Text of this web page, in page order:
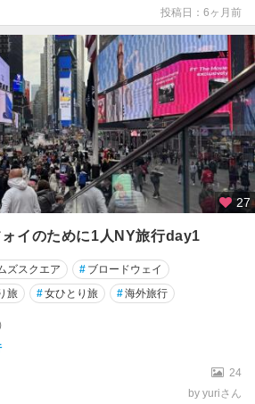
投稿日：6ヶ月前
27
ォイのために1人NY旅行day1
ズスクエア # ブロードウェイ
旅 #女ひとり旅 #海外旅行
24
by yuriさん